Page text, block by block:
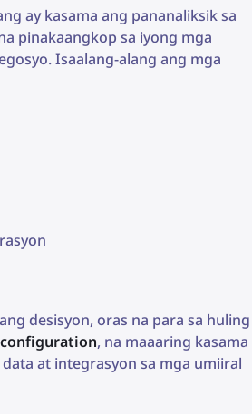
ay kasama ang pananaliksik sa
pinakaangkop sa iyong mga
Isaalang-alang ang mga
desisyon, oras na para sa huling
, na maaaring kasama
at integrasyon sa mga umiiral